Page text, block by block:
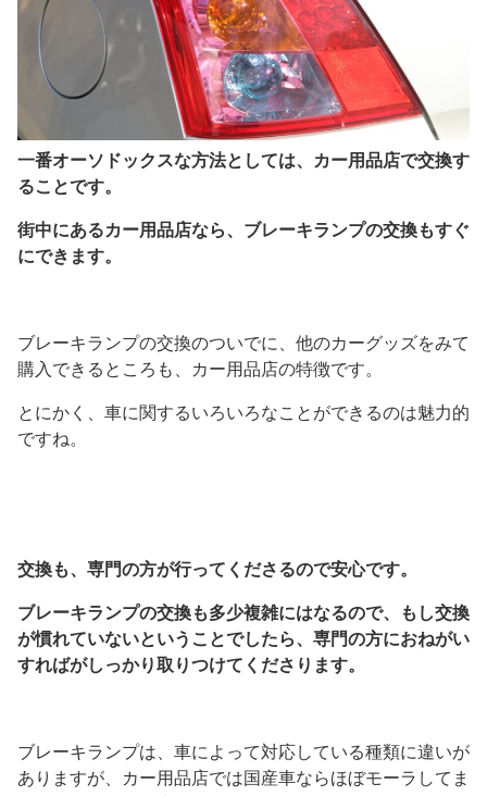
一番オーソドックスな方法としては、カー用品店で交換す
ることです。
街中にあるカー用品店なら、ブレーキランプの交換もすぐ
にできます。
ブレーキランプの交換のついでに、他のカーグッズをみて
購入できるところも、カー用品店の特徴です。
とにかく、車に関するいろいろなことができるのは魅力的
ですね。
交換も、専門の方が行ってくださるので安心です。
ブレーキランプの交換も多少複雑にはなるので、もし交換
が慣れていないということでしたら、専門の方におねがい
すればがしっかり取りつけてくださります。
ブレーキランプは、車によって対応している種類に違いが
ありますが、カー用品店では国産車ならほぼモーラしてま